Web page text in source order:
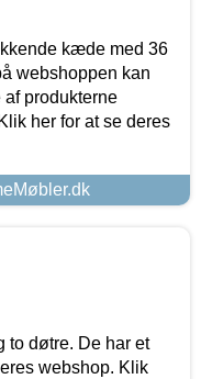
kæde med 36
webshoppen kan
af produkterne
her for at se deres
to døtre. De har et
webshop. Klik